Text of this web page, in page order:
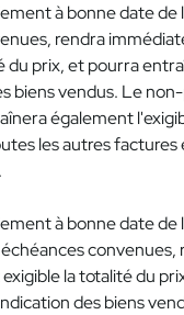
à bonne date de
rendra
du prix, et pourra
biens vendus. Le
également
les autres factures
à bonne date de
convenues,
la totalité du
des biens